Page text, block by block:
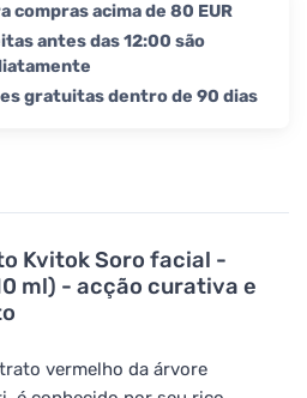
Kvitok Soro facial -
ml) - acção curativa e
vermelho da árvore
compras acima de 80 EUR
antes das 12:00 são
gratuitas dentro de 90 dias